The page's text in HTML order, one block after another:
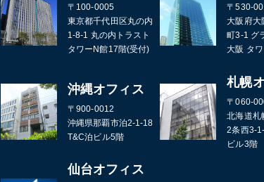
〒100-0005
東京都千代田区丸の内
1-8-1 丸の内トラスト
タワーN館17階(受付)
〒530-
大阪府大
町3-1 グ
大阪 タ
沖縄オフィス
〒900-0012
沖縄県那覇市泊2-1-18
T&C泊ビル5階
札幌
〒060-
北海道札
2条西3-
ビル3階
仙台オフィス